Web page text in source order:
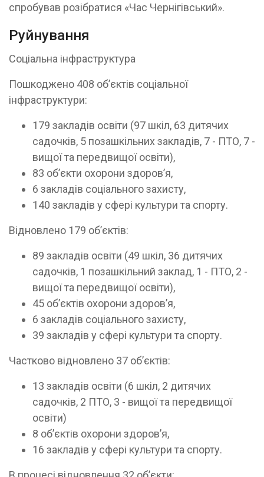
спробував розібратися «Час Чернігівський».
Руйнування
Соціальна інфраструктура
Пошкоджено 408 об’єктів соціальної
інфраструктури:
179 закладів освіти (97 шкіл, 63 дитячих
садочків, 5 позашкільних закладів, 7 - ПТО, 7 -
вищої та передвищої освіти),
83 об’єкти охорони здоров’я,
6 закладів соціального захисту,
140 закладів у сфері культури та спорту.
Відновлено 179 об’єктів:
89 закладів освіти (49 шкіл, 36 дитячих
садочків, 1 позашкільний заклад, 1 - ПТО, 2 -
вищої та передвищої освіти),
45 об’єктів охорони здоров’я,
6 закладів соціального захисту,
39 закладів у сфері культури та спорту.
Частково відновлено 37 об’єктів:
13 закладів освіти (6 шкіл, 2 дитячих
садочків, 2 ПТО, 3 - вищої та передвищої
освіти)
8 об’єктів охорони здоров’я,
16 закладів у сфері культури та спорту.